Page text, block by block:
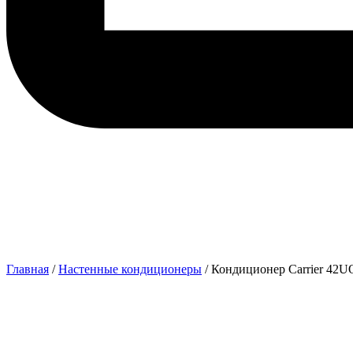
Главная /Настенные кондиционеры / Кондиционер Carrier